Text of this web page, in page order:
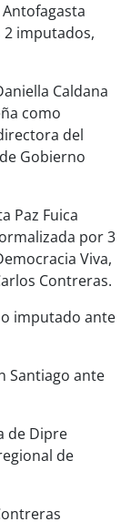
imputados,
Caldana
como
del
Gobierno
Paz Fuica
por 3
Viva,
Contreras.
imputado ante
Santiago ante
de Dipre
de